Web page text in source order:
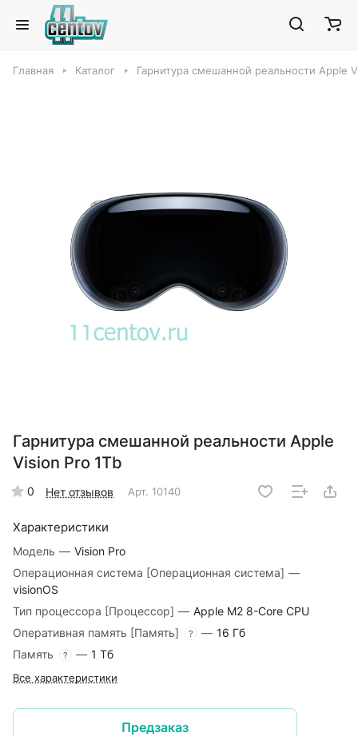
Главная Каталог Гарнитура смешанной реальности Apple
Гарнитура смешанной реальности Apple
Vision Pro 1Tb
0 Нет отзывов Арт. 10140
Характеристики
Модель — Vision Pro
Операционная система [Операционная система] —
visionOS
Тип процессора [Процессор] — Apple M2 8-Core CPU
Оперативная память [Память]
? — 16 Гб
Память
? — 1 Тб
Все характеристики
Предзаказ